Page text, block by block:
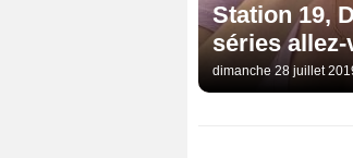
Station 19,
séries
dimanche 28 juillet